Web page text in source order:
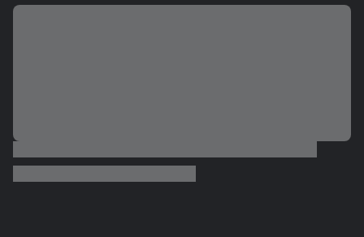
COPA DO MUNDO DA FIFA 2026
e 'lustra' taça da Copa...